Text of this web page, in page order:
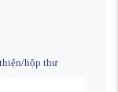
hộp thư